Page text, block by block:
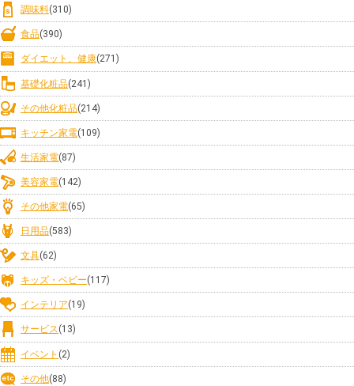
調味料(310)
食品(390)
ダイエット、健康(271)
基礎化粧品(241)
その他化粧品(214)
キッチン家電(109)
生活家電(87)
美容家電(142)
その他家電(65)
日用品(583)
文具(62)
キッズ・ベビー(117)
インテリア(19)
サービス(13)
イベント (2)
その他(88)